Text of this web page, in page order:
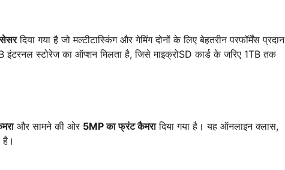
दिया गया है जो मल्टीटास्किंग और गेमिंग दोनों के लिए बेहतरीन परफॉर्मेंस प्रदान
स्टोरेज का ऑप्शन मिलता है, जिसे माइक्रोSD कार्ड के जरिए 1TB तक
और सामने की ओर 5MP का फ्रंट कैमरादिया गया है। यह ऑनलाइन क्लास,
है।